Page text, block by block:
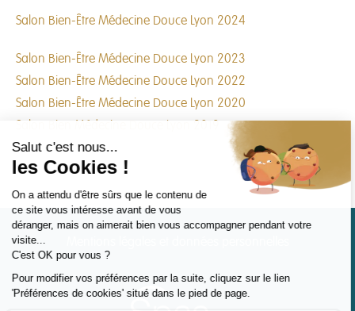
Salon Bien-Être Médecine Douce Lyon 2024
Salon Bien-Être Médecine Douce Lyon 2023
Salon Bien-Être Médecine Douce Lyon 2022
Salon Bien-Être Médecine Douce Lyon 2020